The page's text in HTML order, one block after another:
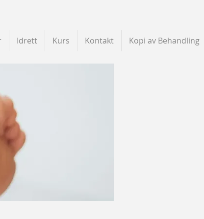
Idrett Kurs Kontakt Kopi av Behandling